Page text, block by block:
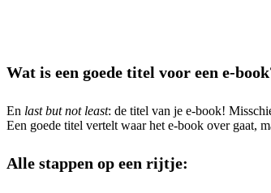
Wat is een goede titel voor een e-
En last but not least: de titel van je e-book!
Een goede titel vertelt waar het e-book over gaat,
Alle stappen op een rijtje: